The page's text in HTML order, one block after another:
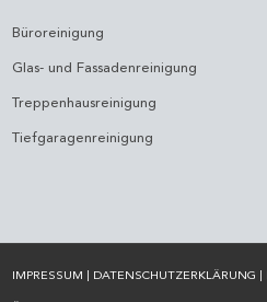
Büroreinigung
Glas- und Fassadenreinigung
Treppenhausreinigung
Tiefgaragenreinigung
IMPRESSUM DATENSCHUTZERKLÄRUNG